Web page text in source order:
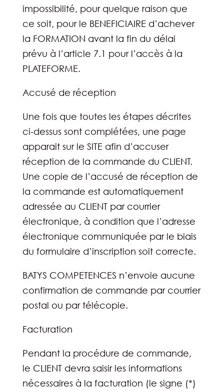
impossibilité, pour quelque raison que
ce soit, pour le BENEFICIAIRE d’achever
la FORMATION avant la fin du délai
prévu à l’article 7.1 pour l’accès à la
PLATEFORME.
Accusé de réception
Une fois que toutes les étapes décrites
ci-dessus sont complétées, une page
apparait sur le SITE afin d’accuser
réception de la commande du CLIENT.
Une copie de l’accusé de réception de
la commande est automatiquement
adressée au CLIENT par courrier
électronique, à condition que l’adresse
électronique communiquée par le biais
du formulaire d’inscription soit correcte.
BATYS COMPETENCES n’envoie aucune
confirmation de commande par courrier
postal ou par télécopie.
Facturation
Pendant la procédure de commande,
le CLIENT devra saisir les informations
nécessaires à la facturation (le signe (*)